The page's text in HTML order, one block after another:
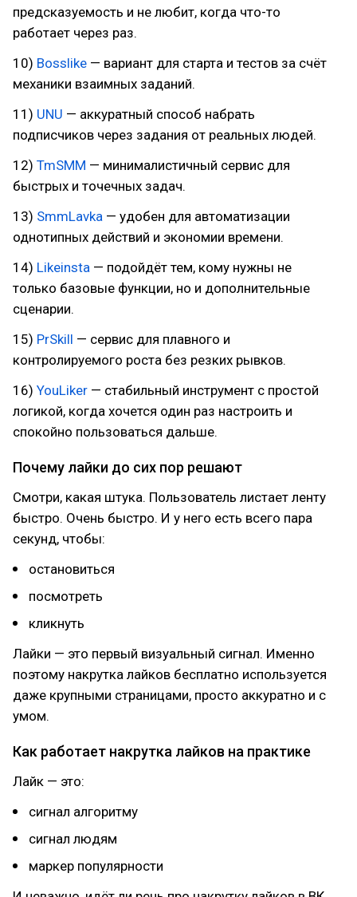
предсказуемость и не любит, когда что-то
работает через раз.
10) Bosslike — вариант для старта и тестов за счёт
механики взаимных заданий.
11) UNU — аккуратный способ набрать
подписчиков через задания от реальных людей.
12) TmSMM — минималистичный сервис для
быстрых и точечных задач.
13) SmmLavka — удобен для автоматизации
однотипных действий и экономии времени.
14) Likeinsta — подойдёт тем, кому нужны не
только базовые функции, но и дополнительные
сценарии.
15) PrSkill — сервис для плавного и
контролируемого роста без резких рывков.
16) YouLiker — стабильный инструмент с простой
логикой, когда хочется один раз настроить и
спокойно пользоваться дальше.
Почему лайки до сих пор решают
Смотри, какая штука. Пользователь листает ленту
быстро. Очень быстро. И у него есть всего пара
секунд, чтобы:
остановиться
посмотреть
кликнуть
Лайки — это первый визуальный сигнал. Именно
поэтому накрутка лайков бесплатно используется
даже крупными страницами, просто аккуратно и с
умом.
Как работает накрутка лайков на практике
Лайк — это:
сигнал алгоритму
сигнал людям
маркер популярности